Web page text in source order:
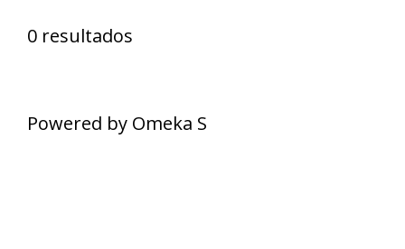
0 resultados
Powered by Omeka S